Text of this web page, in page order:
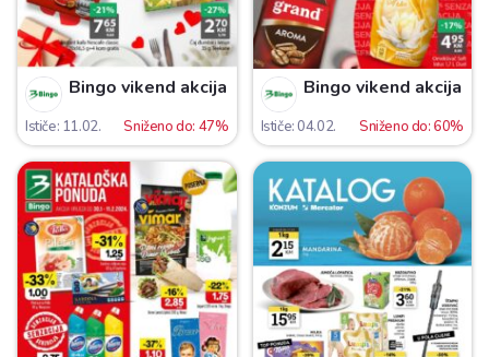
Bingo vikend akcija
Ističe: 11.02. Sniženo do: 47%
Bingo vikend akcija
Ističe: 04.02. Sniženo do: 60%